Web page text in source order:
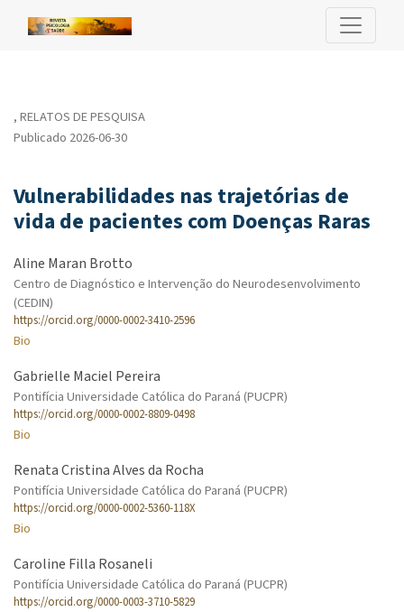
Vulnerabilidades nas trajetórias de vida de pacientes com
,RELATOS DE PESQUISA
Vulnerabilidades nas trajetórias de
vida de pacientes com Doenças Raras
Publicado 2026-06-30
Aline Maran Brotto
Centro de Diagnóstico e Intervenção do Neurodesenvolvimento
(CEDIN)
https://orcid.org/0000-0002-3410-2596
Bio
Gabrielle Maciel Pereira
Pontifícia Universidade Católica do Paraná (PUCPR)
https://orcid.org/0000-0002-8809-0498
Bio
Renata Cristina Alves da Rocha
Pontifícia Universidade Católica do Paraná (PUCPR)
https://orcid.org/0000-0002-5360-118X
Bio
Caroline Filla Rosaneli
Pontifícia Universidade Católica do Paraná (PUCPR)
https://orcid.org/0000-0003-3710-5829